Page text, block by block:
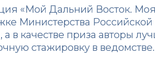
«Мой Дальний Восток. Моя
Министерства
а в качестве приза авторы
стажировку в ведомстве.